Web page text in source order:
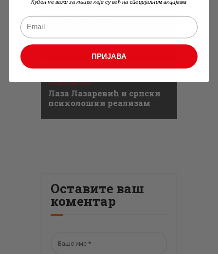
Продановић
Занимљивости
Лаза Лазаревић и српски
психолошки реализам
Оставите ваш
коментар
Купон не важи за књиге које су већ на специјалним акцијама
ПРИЈАВА